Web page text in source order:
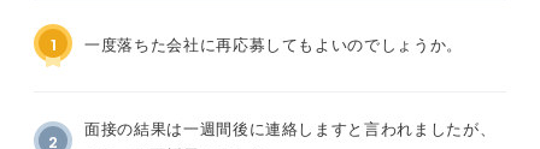
1 一度落ちた会社に再応募してもよいのでしょうか。
2
面接の結果は一週間後に連絡しますと言われましたが、